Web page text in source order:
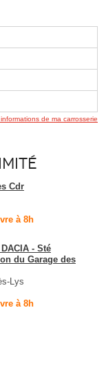
de ma carrosserie
Cdr
à 8h
- Sté
du Garage des
Lys
à 8h